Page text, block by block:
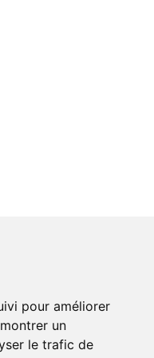
pour améliorer
un
le trafic de